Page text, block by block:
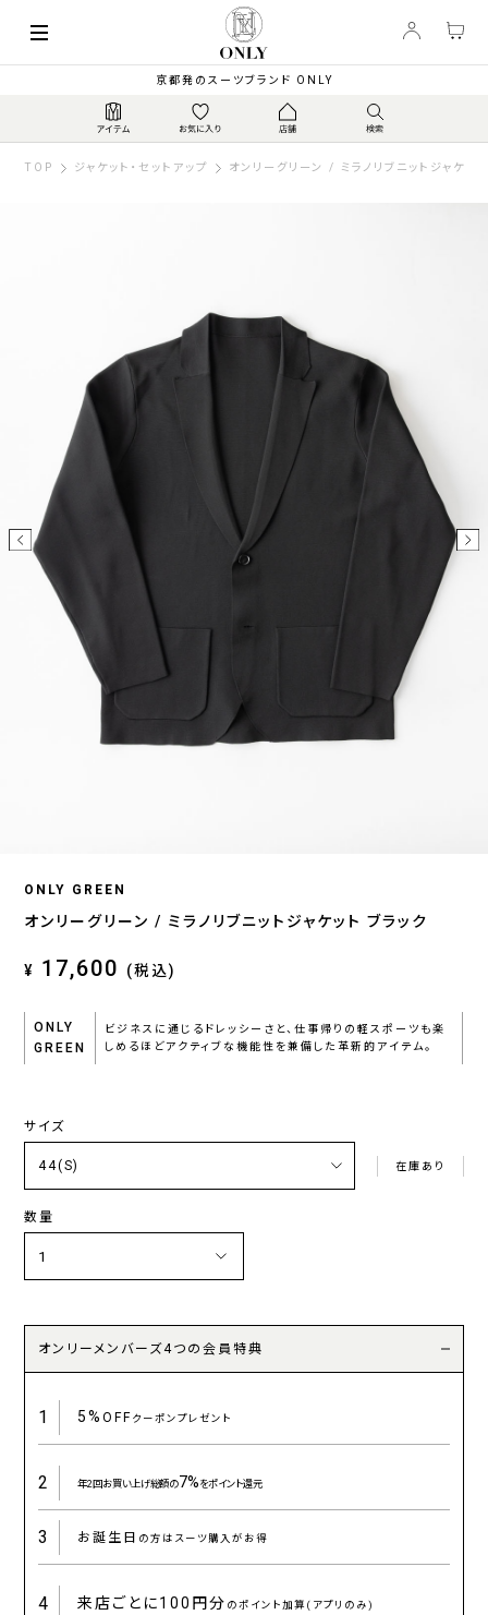
京都発のスーツブランド ONLY
TOP ジャケット・セットアップ オンリーグリーン / ミラノリブニットジャケッ
ONLY GREEN
オンリーグリーン / ミラノリブニットジャケット ブラック
¥ 17,600 (税込)
ONLY
GREEN
ビジネスに通じるドレッシーさと、仕事帰りの軽スポーツも楽
しめるほどアクティブな機能性を兼備した革新的アイテム。
サイズ
在庫あり
数量
オンリーメンバーズ4つの会員特典
1 5%OFFクーポンプレゼント
2 年2回お買い上げ総額の7%をポイント還元
3 お誕生日 の方はスーツ購入がお得
4 来店ごとに100円分 のポイント加算(アプリのみ)